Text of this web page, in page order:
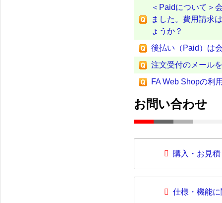
＜Paidについて＞
ました。費用請求
ょうか？
後払い（Paid）は
注文受付のメール
FA Web Shopの利
お問い合わせ
購入・お見
仕様・機能